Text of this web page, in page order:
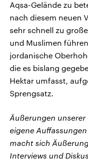
Aqsa-Gelände zu
nach diesem neuen
sehr schnell zu
und Muslimen
jordanische
die es bislang
Hektar umfasst,
Sprengsatz.
Äußerungen
eigene
macht sich
Interviews und